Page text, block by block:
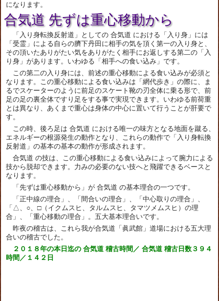
になります。
合気道 先ずは重心移動から
「入り身転換反射道」としての 合気道 における「入り身」には
「受霊」による自らの臍下丹田に相手の気を頂く第一の入り身と、
その頂いたありがたい気をありがたく相手にお返しする第二の「入
り身」があります。いわゆる「相手への食い込み」です。
この第二の入り身には、前述の重心移動による食い込みが必須と
なります。この重心移動による食い込みは「網代歩き」の際に、ま
るでスケーターのように前足のスケート靴の刃全体に乗る形で、前
足の足の裏全体ですり足をする事で実現できます。いわゆる前荷重
とは異なり、あくまで重心は身体の中心に置いて行うことが肝要で
す。
この時、後ろ足は 合気道 における唯一の味方となる地面を蹴る、
エネルギーの根源発生の動作となり、これらの動作で「入り身転換
反射道」の基本の基本の動作が形成されます。
合気道 の技は、この重心移動による食い込みによって腕力による
技から脱却できます。力みの必要のない技へと飛躍できるベースと
なります。
「先ずは重心移動から」が 合気道 の基本理合の一つです。
「正中線の理合」、「間合いの理合」、「中心取りの理合」、
「△、○、□（イクムスヒ、タルムスヒ、タマツメムスヒ）の理
合」、「重心移動の理合」。五大基本理合いです。
昨夜の稽古は、これら我が合気道「眞武館」道場における五大理
合いの稽古でした。
２０１８年の本日迄の 合気道 稽古時間／ 合気道 稽古日数３９４
時間／１４２日